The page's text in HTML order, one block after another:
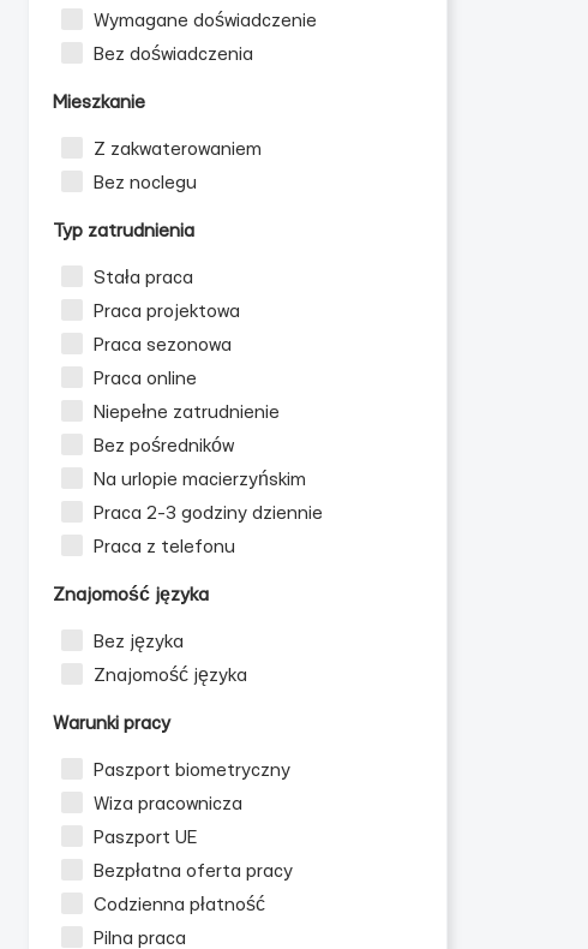
Wymagane doświadczenie
Bez doświadczenia
Mieszkanie
Z zakwaterowaniem
Bez noclegu
Typ zatrudnienia
Stała praca
Praca projektowa
Praca sezonowa
Praca online
Niepełne zatrudnienie
Bez pośredników
Na urlopie macierzyńskim
Praca 2-3 godziny dziennie
Praca z telefonu
Znajomość języka
Bez języka
Znajomość języka
Warunki pracy
Paszport biometryczny
Wiza pracownicza
Paszport UE
Bezpłatna oferta pracy
Codzienna płatność
Pilna praca